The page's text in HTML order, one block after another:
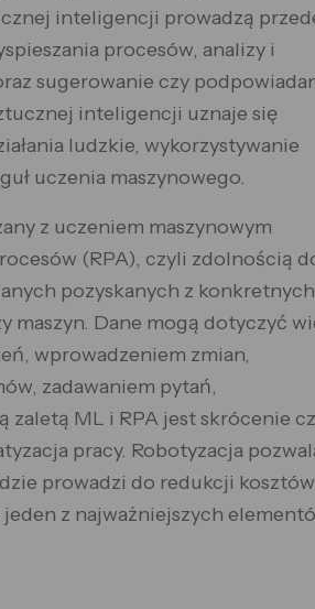
inteligencji prowadzą
procesów, analizy i
sugerowanie czy
inteligencji uznaje się
ludzkie, wykorzystywanie
uczenia maszynowego.
z uczeniem maszynowym
(RPA), czyli zdolnością
pozyskanych z konkretnych
maszyn. Dane mogą dotyczyć
wprowadzeniem zmian,
zadawaniem pytań,
zaletą ML i RPA jest skrócenie
pracy. Robotyzacja
prowadzi do redukcji
z najważniejszych